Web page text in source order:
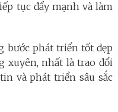
tục đẩy mạnh và làm
bước phát triển tốt đẹp
xuyên, nhất là trao đổi
và phát triển sâu sắc